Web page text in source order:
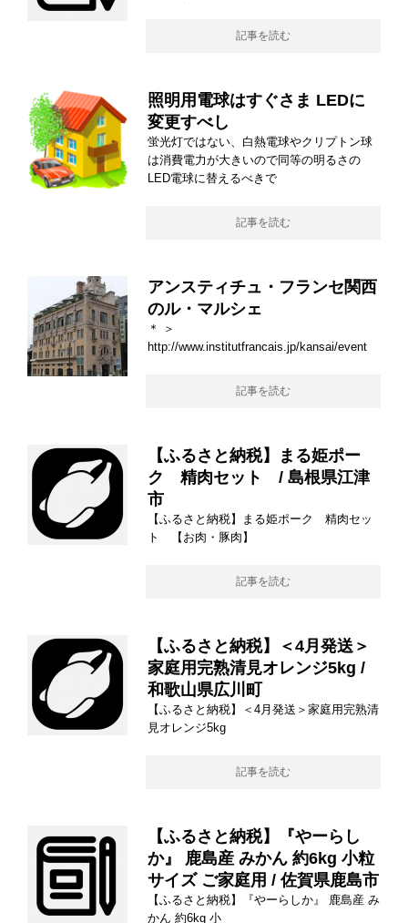
記事を読む
照明用電球はすぐさま LEDに
変更すべし
蛍光灯ではない、白熱電球やクリプトン球
は消費電力が大きいので同等の明るさの
LED電球に替えるべきで
記事を読む
アンスティチュ・フランセ関西
のル・マルシェ
＊ ＞
http://www.institutfrancais.jp/kansai/event
記事を読む
【ふるさと納税】まる姫ポー
ク 精肉セット / 島根県江津
市
【ふるさと納税】まる姫ポーク 精肉セッ
ト 【お肉・豚肉】
記事を読む
【ふるさと納税】＜4月発送＞
家庭用完熟清見オレンジ5kg /
和歌山県広川町
【ふるさと納税】＜4月発送＞家庭用完熟清
見オレンジ5kg
記事を読む
【ふるさと納税】『やーらし
か』 鹿島産 みかん 約6kg 小粒
サイズ ご家庭用 / 佐賀県鹿島市
【ふるさと納税】『やーらしか』 鹿島産 み
かん 約6kg 小